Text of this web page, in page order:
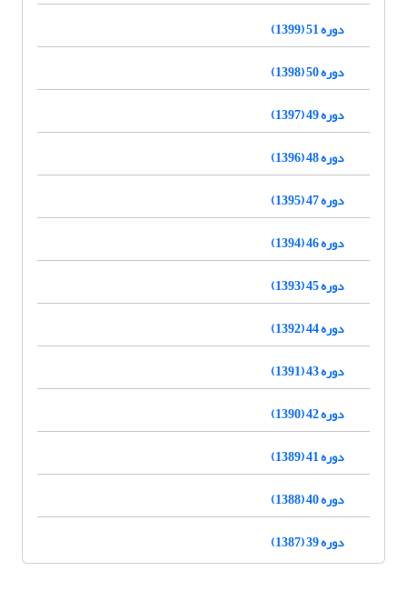
دوره 51 (1399)
دوره 50 (1398)
دوره 49 (1397)
دوره 48 (1396)
دوره 47 (1395)
دوره 46 (1394)
دوره 45 (1393)
دوره 44 (1392)
دوره 43 (1391)
دوره 42 (1390)
دوره 41 (1389)
دوره 40 (1388)
دوره 39 (1387)